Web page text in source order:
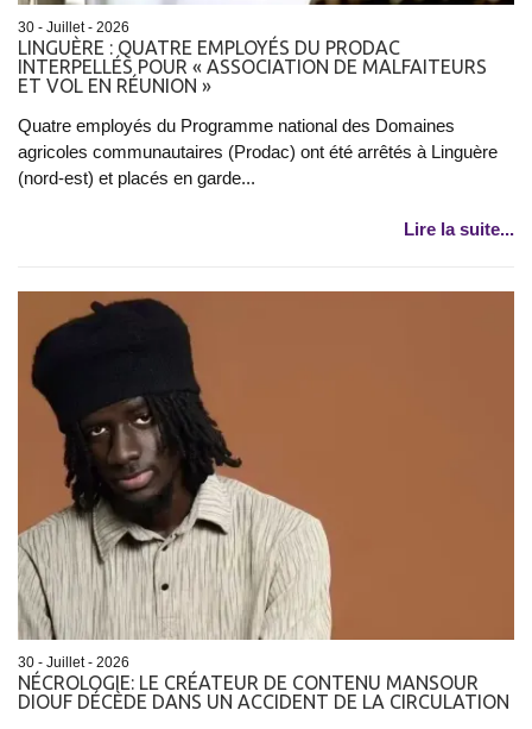
30 - Juillet - 2026
​LINGUÈRE : QUATRE EMPLOYÉS DU PRODAC
INTERPELLÉS POUR « ASSOCIATION DE MALFAITEURS
ET VOL EN RÉUNION »
Quatre employés du Programme national des Domaines
agricoles communautaires (Prodac) ont été arrêtés à Linguère
(nord-est) et placés en garde...
Lire la suite...
30 - Juillet - 2026
NÉCROLOGIE: LE CRÉATEUR DE CONTENU MANSOUR
DIOUF DÉCÈDE DANS UN ACCIDENT DE LA CIRCULATION